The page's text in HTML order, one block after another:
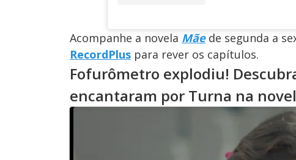
Acompanhe a novela Mãede segunda a
RecordPlus para rever os capítulos.
Fofurômetro explodiu!
encantaram por Turna na